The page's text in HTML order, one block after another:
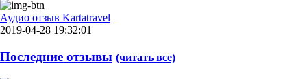
Аудио отзыв Kartatravel
2019-04-28 19:32:01
Последние отзывы (читать все)